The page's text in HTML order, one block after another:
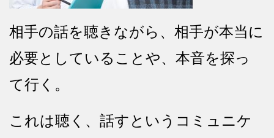
相手の話を聴きながら、相手が本当に
必要としていることや、本音を探っ
て行く。
これは聴く、話すというコミュニケ